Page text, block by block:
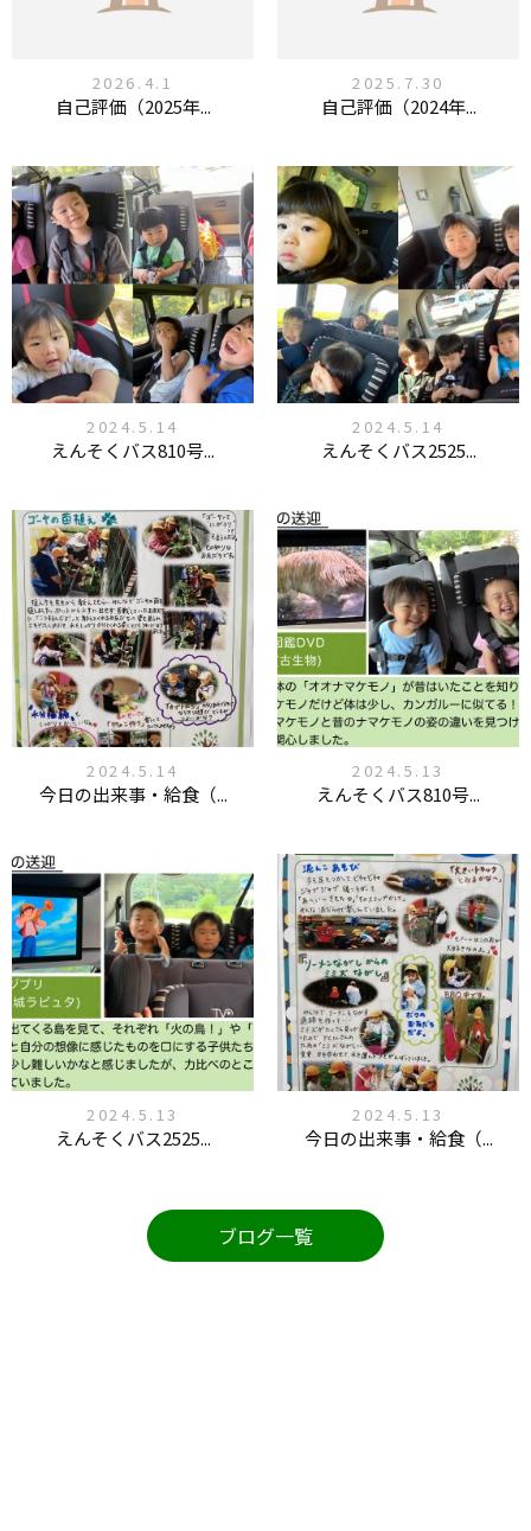
2026.4.1
自己評価（2025年...
2025.7.30
自己評価（2024年...
2024.5.14
えんそくバス810号...
2024.5.14
えんそくバス2525...
2024.5.14
今日の出来事・給食（...
2024.5.13
えんそくバス810号...
2024.5.13
えんそくバス2525...
2024.5.13
今日の出来事・給食（...
ブログ一覧